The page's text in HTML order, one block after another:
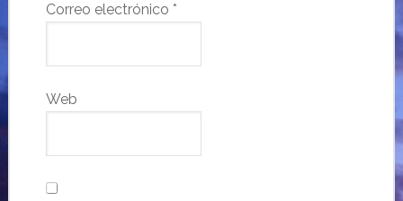
Correo electrónico *
Web